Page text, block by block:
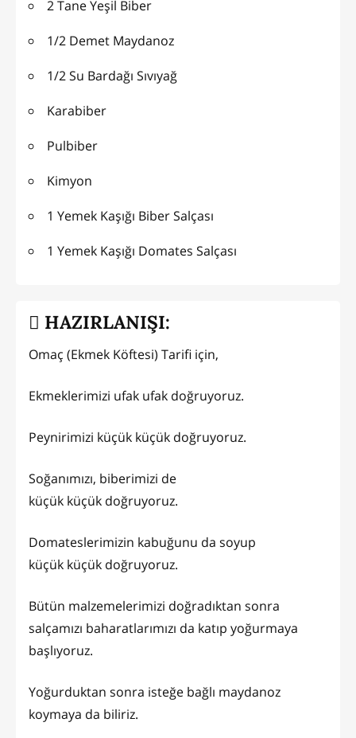
2 Tane Yeşil Biber
1/2 Demet Maydanoz
1/2 Su Bardağı Sıvıyağ
Karabiber
Pulbiber
Kimyon
1 Yemek Kaşığı Biber Salçası
1 Yemek Kaşığı Domates Salçası
HAZIRLANIŞI:
Omaç (Ekmek Köftesi) Tarifi için,
Ekmeklerimizi ufak ufak doğruyoruz.
Peynirimizi küçük küçük doğruyoruz.
Soğanımızı, biberimizi de
küçük küçük doğruyoruz.
Domateslerimizin kabuğunu da soyup
küçük küçük doğruyoruz.
Bütün malzemelerimizi doğradıktan sonra
salçamızı baharatlarımızı da katıp yoğurmaya
başlıyoruz.
Yoğurduktan sonra isteğe bağlı maydanoz
koymaya da biliriz.